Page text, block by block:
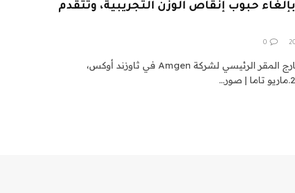
تقوم شركة Amgen بإلغاء حبوب إنقاص الوزن التجريبية، وتتقدم
0
يتم عرض شعار Amgen خارج المقر الرئيسي لشركة Amgen في ثاوزند أوكس،